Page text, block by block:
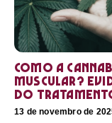
Como a
muscular?
do
13 de novembro de